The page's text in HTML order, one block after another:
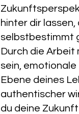
hinter dir
selbstbestimmt
Durch die Arbeit
sein,
Ebene deines
authentischer
du deine